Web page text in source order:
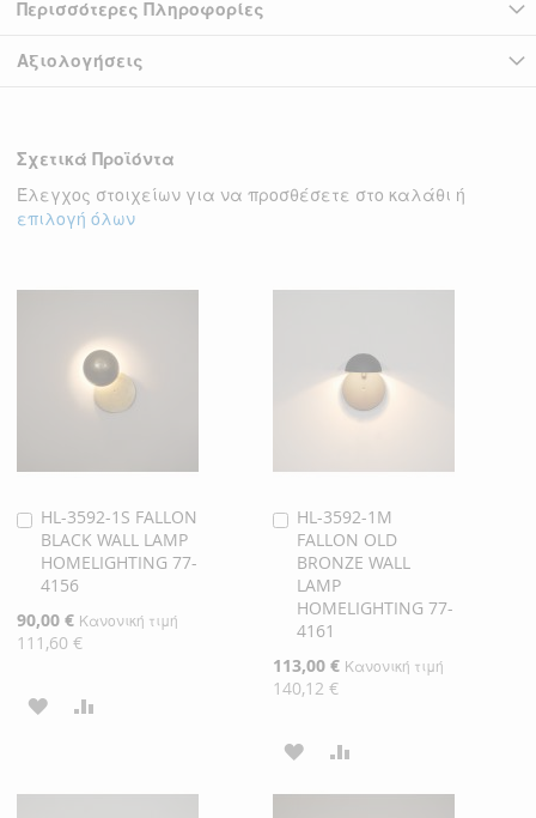
Περισσότερες Πληροφορίες
Αξιολογήσεις
Σχετικά Προϊόντα
Έλεγχος στοιχείων για να προσθέσετε στο καλάθι ή
επιλογή όλων
HL-3592-1S FALLON
BLACK WALL LAMP
HOMELIGHTING 77-
4156
Ειδική
Τιμή
90,00 € Κανονική τιμή
111,60 €
Προσθήκη
στο
Καλάθι
ΠΡΟΣΘΉΚΗ
HL-3592-1M
FALLON OLD
BRONZE WALL
LAMP
HOMELIGHTING 77-
4161
Ειδική
Τιμή
113,00 € Κανονική τιμή
140,12 €
Προσθήκη
στο
Καλάθι
ΠΡΟΣΘΉΚΗ
ΣΤΗ ΓΙΑ